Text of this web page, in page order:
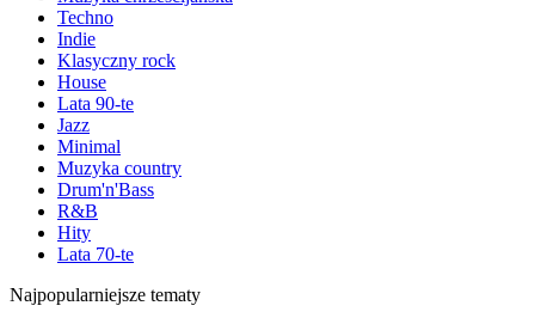
Techno
Indie
Klasyczny rock
House
Lata 90-te
Jazz
Minimal
Muzyka country
Drum'n'Bass
R&B
Hity
Lata 70-te
Najpopularniejsze tematy